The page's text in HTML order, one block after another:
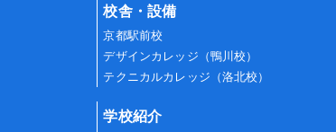
校舎・設備
京都駅前校
デザインカレッジ（鴨川校）
テクニカルカレッジ（洛北校）
学校紹介